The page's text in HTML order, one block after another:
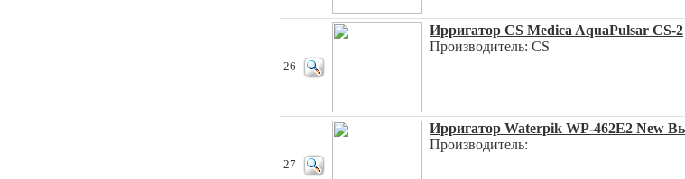
26
Ирригатор CS Medica AquaPulsar CS-2
Производитель: CS
27
Ирригатор Waterpik WP-462E2 New
Производитель: